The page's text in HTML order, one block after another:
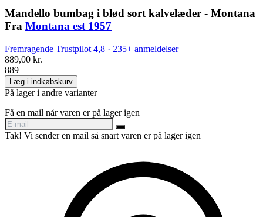
Mandello bumbag i blød sort kalvelæder - Montana
Fra Montana est 1957
Fremragende Trustpilot 4,8 · 235+ anmeldelser
889,00 kr.
889
Læg i indkøbskurv
På lager i andre varianter
Få en mail når varen er på lager igen
Tak! Vi sender en mail så snart varen er på lager igen